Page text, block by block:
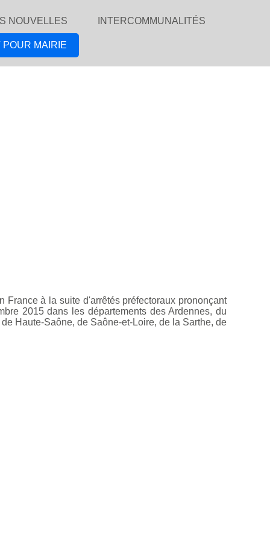
NOUVELLES INTERCOMMUNALITÉS
MAIRIE
France à la suite d'arrêtés préfectoraux prononçant
2015 dans les départements des Ardennes, du
Haute-Saône, de Saône-et-Loire, de la Sarthe, de